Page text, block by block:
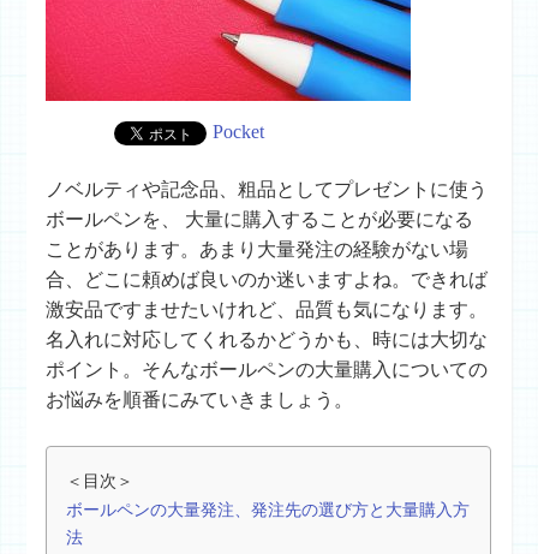
Pocket
ノベルティや記念品、粗品としてプレゼントに使う
ボールペンを、 大量に購入することが必要になる
ことがあります。あまり大量発注の経験がない場
合、どこに頼めば良いのか迷いますよね。できれば
激安品ですませたいけれど、品質も気になります。
名入れに対応してくれるかどうかも、時には大切な
ポイント。そんなボールペンの大量購入についての
お悩みを順番にみていきましょう。
＜目次＞
ボールペンの大量発注、発注先の選び方と大量購入方
法